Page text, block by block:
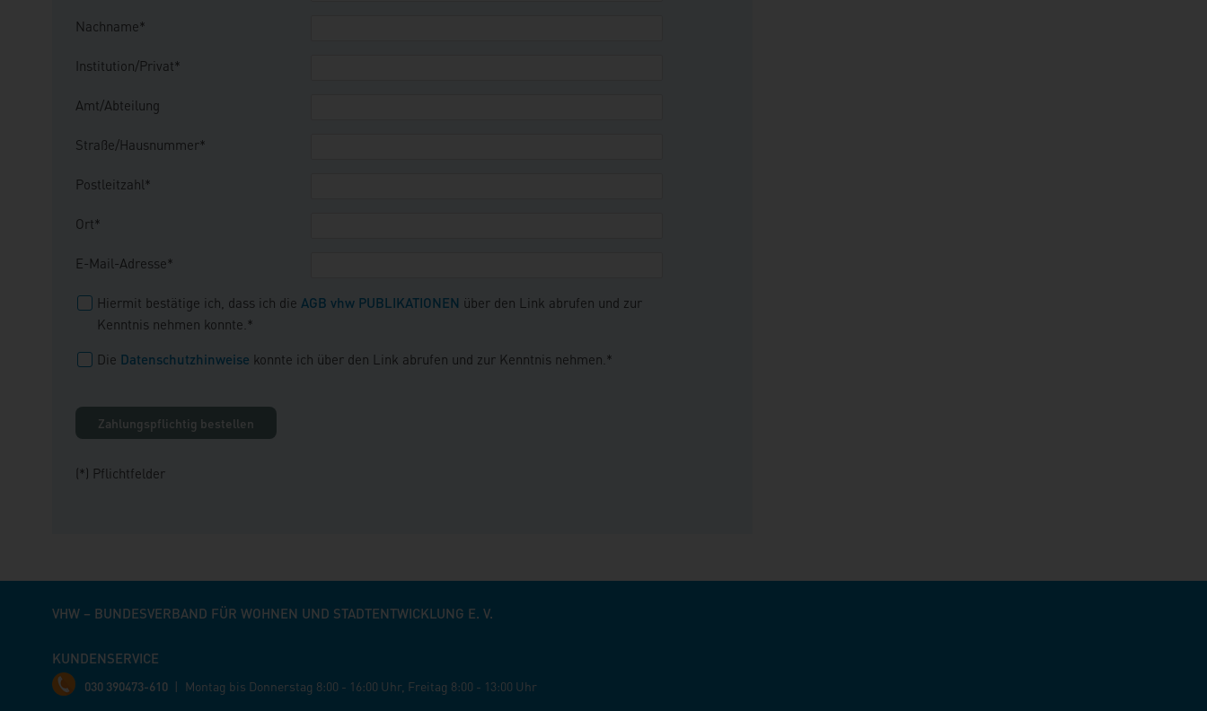
Nachname*
Institution/Privat*
Amt/Abteilung
Straße/Hausnummer*
Postleitzahl*
Ort*
E-Mail-Adresse*
Hiermit bestätige ich, dass ich die AGB vhw PUBLIKATIONEN über den Link abrufen und zur
Kenntnis nehmen konnte.*
Die Datenschutzhinweise konnte ich über den Link abrufen und zur Kenntnis nehmen.*
(*) Pflichtfelder
VHW – BUNDESVERBAND FÜR WOHNEN UND STADTENTWICKLUNG E. V.
KUNDENSERVICE
030 390473-610 | Montag bis Donnerstag 8:00 - 16:00 Uhr, Freitag 8:00 - 13:00 Uhr